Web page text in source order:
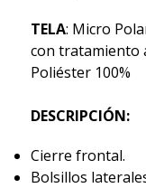
TELA: Micro
con tratamiento
Poliéster 100%
DESCRIPCIÓN:
Cierre frontal.
Bolsillos